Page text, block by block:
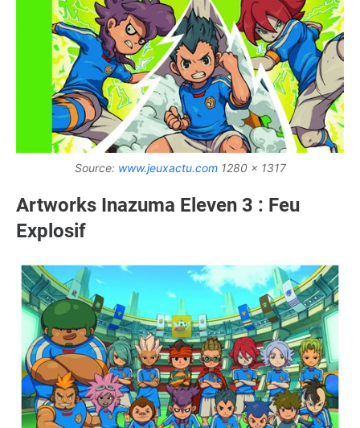
Source: www.jeuxactu.com1280 x 1317
Artworks Inazuma Eleven 3 : Feu
Explosif